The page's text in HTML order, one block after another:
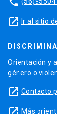
launch Ir al sitio
Orientación y
género o
launch Contacto
Más